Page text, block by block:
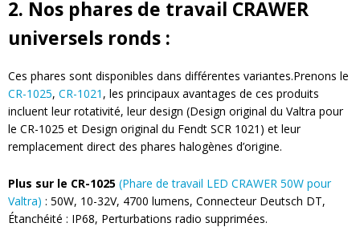
2. Nos phares de travail CRAWER
universels ronds :
Ces phares sont disponibles dans différentes variantes.Prenons le
CR-1025, CR-1021 , les principaux avantages de ces produits
incluent leur rotativité, leur design (Design original du Valtra pour
le CR-1025 et Design original du Fendt SCR 1021) et leur
remplacement direct des phares halogènes d’origine.
Plus sur le CR-1025 (Phare de travail LED CRAWER 50W pour
Valtra) : 50W, 10-32V, 4700 lumens, Connecteur Deutsch DT,
Étanchéité : IP68, Perturbations radio supprimées.